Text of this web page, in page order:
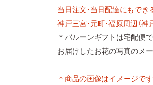
当日注文・当日配達にもで
神戸三宮・元町・福原周辺（
＊バルーンギフトは宅配便
お届けしたお花の写真のメ
＊商品の画像はイメージで